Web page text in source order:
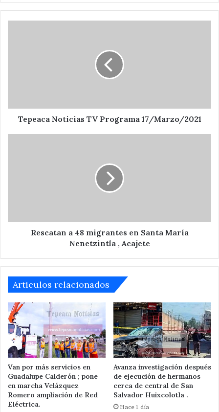
Tepeaca Noticias TV Programa 17/Marzo/2021
,
Rescatan a 48 migrantes en Santa María
Nenetzintla , Acajete
Articulos relacionados
Van por más servicios en
Guadalupe Calderón ; pone
en marcha Velázquez
Romero ampliación de Red
Eléctrica.
Avanza investigación después
de ejecución de hermanos
cerca de central de San
Salvador Huixcolotla .
Hace 1 día